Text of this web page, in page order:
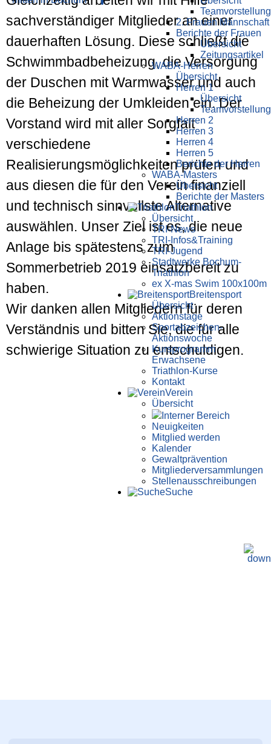
Teamvorstellung
2. Frauen Mannschaft
Berichte der Frauen
Übersicht
Zeitungsartikel
WABA-Herren
Übersicht
Herren 1
Übersicht
Teamvorstellung
Herren 2
Herren 3
Herren 4
Herren 5
Berichte der Herren
WABA-Masters
Übersicht
Berichte der Masters
Triathlon
Übersicht
TRI-News
TRI-Infos&Training
TRI-Jugend
Stadtwerke Bochum-
Triathlon
ex X-mas Swim 100x100m
Breiten­sport
Übersicht
Aktionstage
Sportabzeichen-
Aktionswoche
Kursprogramm
Erwachsene
Triathlon-Kurse
Kontakt
Verein
Übersicht
Interner Bereich
Neuigkeiten
Mitglied werden
Kalender
Gewaltprävention
Mitglieder­versammlungen
Stellen­aus­schrei­bungen
Suche
sachverständiger Mitglieder an einer
dauerhaften Lösung. Diese schließt die
Schwimmbadbeheizung, die Versorgung
der Duschen mit Warmwasser und auch
die Beheizung der Umkleiden ein. Der
Vorstand wird mit aller Sorgfalt
verschiedene
Realisierungsmöglichkeiten prüfen und
aus diesen die für den Verein finanziell
und technisch sinnvollste Alternative
auswählen. Unser Ziel ist es, die neue
Anlage bis spätestens zum
Sommerbetrieb 2019 einsatzbereit zu
haben.
Wir danken allen Mitgliedern für deren
Verständnis und bitten Sie, die für alle
schwierige Situation zu entschuldigen.